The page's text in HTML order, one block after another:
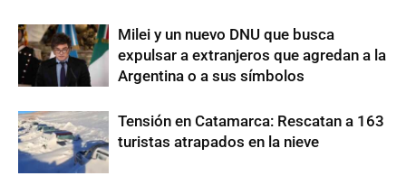
Milei y un nuevo DNU que busca
expulsar a extranjeros que agredan a la
Argentina o a sus símbolos
Tensión en Catamarca: Rescatan a 163
turistas atrapados en la nieve